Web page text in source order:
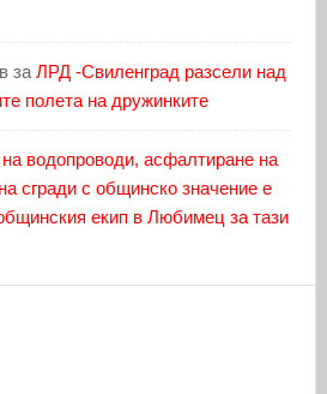
за ЛРД -Свиленград разсели над
полета на дружинките
водопроводи, асфалтиране на
сгради с общинско значение е
екип в Любимец за тази